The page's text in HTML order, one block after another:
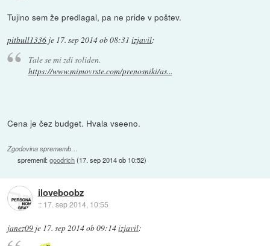
Tujino sem že predlagal, pa ne pride v poštev.
pitbull1336 je 17. sep 2014 ob 08:31 izjavil:
Tale se mi zdi soliden.
https://www.mimovrste.com/prenosniki/as...
Cena je čez budget. Hvala vseeno.
Zgodovina sprememb…
spremenil:goodrich(17. sep 2014 ob 10:52)
iloveboobz
:: 17. sep 2014, 10:55
janez09 je 17. sep 2014 ob 09:14izjavil: